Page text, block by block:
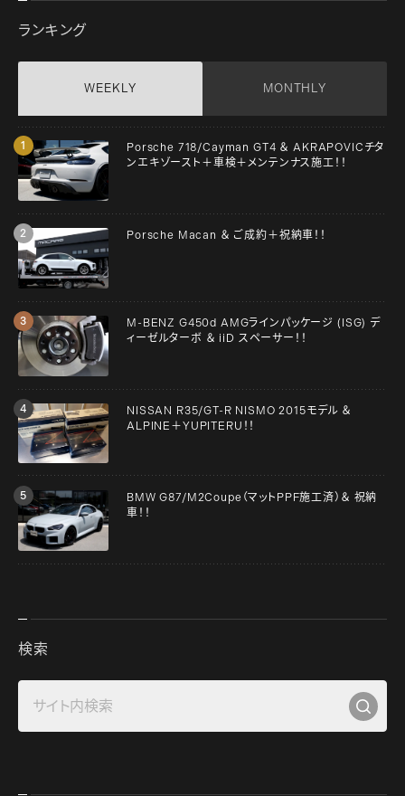
ランキング
WEEKLY MONTHLY
Porsche 718/Cayman GT4 ＆ AKRAPOVICチタ
ンエキゾースト＋車検＋メンテンナス施工！！
Porsche Macan ＆ ご成約＋祝納車！！
M-BENZ G450d AMGラインパッケージ (ISG) デ
ィーゼルターボ ＆ iiD スペーサー！！
NISSAN R35/GT-R NISMO 2015モデル ＆
ALPINE＋YUPITERU！！
BMW G87/M2Coupe（マットPPF施工済）＆ 祝納
車！！
検索